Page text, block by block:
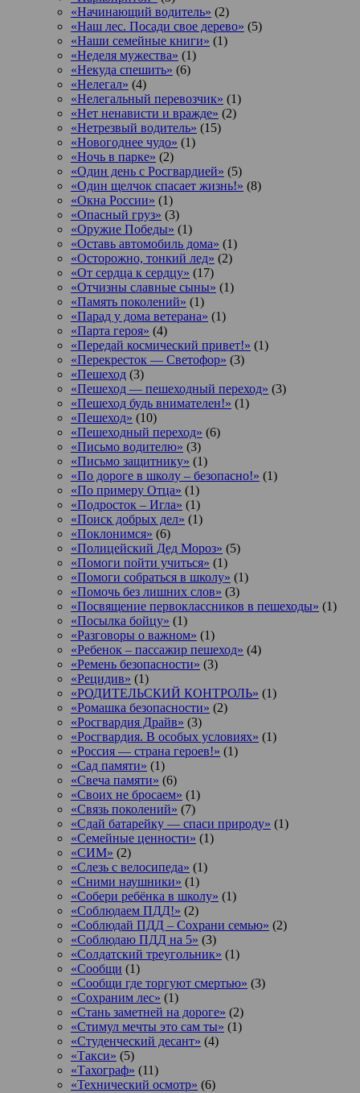
«Начинающий водитель» (2)
«Наш лес. Посади свое дерево» (5)
«Наши семейные книги» (1)
«Неделя мужества» (1)
«Некуда спешить» (6)
«Нелегал» (4)
«Нелегальный перевозчик» (1)
«Нет ненависти и вражде» (2)
«Нетрезвый водитель» (15)
«Новогоднее чудо» (1)
«Ночь в парке» (2)
«Один день с Росгвардией» (5)
«Один щелчок спасает жизнь!» (8)
«Окна России» (1)
«Опасный груз» (3)
«Оружие Победы» (1)
«Оставь автомобиль дома» (1)
«Осторожно, тонкий лед» (2)
«От сердца к сердцу» (17)
«Отчизны славные сыны» (1)
«Память поколений» (1)
«Парад у дома ветерана» (1)
«Парта героя» (4)
«Передай космический привет!» (1)
«Перекресток — Светофор» (3)
«Пешеход (3)
«Пешеход — пешеходный переход» (3)
«Пешеход будь внимателен!» (1)
«Пешеход» (10)
«Пешеходный переход» (6)
«Письмо водителю» (3)
«Письмо защитнику» (1)
«По дороге в школу – безопасно!» (1)
«По примеру Отца» (1)
«Подросток ‒ Игла» (1)
«Поиск добрых дел» (1)
«Поклонимся» (6)
«Полицейский Дед Мороз» (5)
«Помоги пойти учиться» (1)
«Помоги собраться в школу» (1)
«Помочь без лишних слов» (3)
«Посвящение первоклассников в пешеходы» (1)
«Посылка бойцу» (1)
«Разговоры о важном» (1)
«Ребенок – пассажир пешеход» (4)
«Ремень безопасности» (3)
«Рецидив» (1)
«РОДИТЕЛЬСКИЙ КОНТРОЛЬ» (1)
«Ромашка безопасности» (2)
«Росгвардия Драйв» (3)
«Росгвардия. В особых условиях» (1)
«Россия — страна героев!» (1)
«Сад памяти» (1)
«Свеча памяти» (6)
«Своих не бросаем» (1)
«Связь поколений» (7)
«Сдай батарейку — спаси природу» (1)
«Семейные ценности» (1)
«СИМ» (2)
«Слезь с велосипеда» (1)
«Сними наушники» (1)
«Собери ребёнка в школу» (1)
«Соблюдаем ПДД!» (2)
«Соблюдай ПДД – Сохрани семью» (2)
«Соблюдаю ПДД на 5» (3)
«Солдатский треугольник» (1)
«Сообщи (1)
«Сообщи где торгуют смертью» (3)
«Сохраним лес» (1)
«Стань заметней на дороге» (2)
«Стимул мечты это сам ты» (1)
«Студенческий десант» (4)
«Такси» (5)
«Тахограф» (11)
«Технический осмотр» (6)